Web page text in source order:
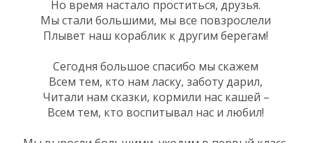
Но время настало проститься, друзья.
Мы стали большими, мы все повзрослели
Плывет наш кораблик к другим берегам!
Сегодня большое спасибо мы скажем
Всем тем, кто нам ласку, заботу дарил,
Читали нам сказки, кормили нас кашей –
Всем тем, кто воспитывал нас и любил!